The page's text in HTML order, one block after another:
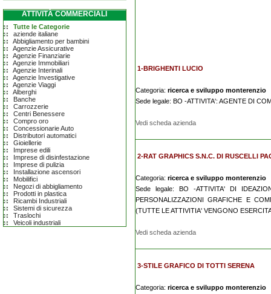
ATTIVITÀ COMMERCIALI
Tutte le Categorie
aziende italiane
Abbigliamento per bambini
Agenzie Assicurative
Agenzie Finanziarie
Agenzie Immobiliari
Agenzie Interinali
Agenzie Investigative
Agenzie Viaggi
Alberghi
Banche
Carrozzerie
Centri Benessere
Compro oro
Concessionarie Auto
Distributori automatici
Gioiellerie
Imprese edili
Imprese di disinfestazione
Imprese di pulizia
Installazione ascensori
Mobilifici
Negozi di abbigliamento
Prodotti in plastica
Ricambi Industriali
Sistemi di sicurezza
Traslochi
Veicoli industriali
1-BRIGHENTI LUCIO
Categoria: ricerca e sviluppo monterenzio
Sede legale: BO -ATTIVITA': AGENTE DI
Vedi scheda azienda
2-RAT GRAPHICS S.N.C. DI RUSCELLI
Categoria: ricerca e sviluppo monterenzio
Sede legale: BO -ATTIVITA' DI
PERSONALIZZAZIONI GRAFICHE E
(TUTTE LE ATTIVITIA' VENGONO
Vedi scheda azienda
3-STILE GRAFICO DI TOTTI SERENA
Categoria: ricerca e sviluppo monterenzio